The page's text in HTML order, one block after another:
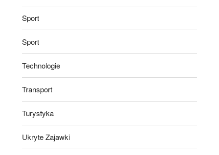
Sport
Sport
Technologie
Transport
Turystyka
Ukryte Zajawki